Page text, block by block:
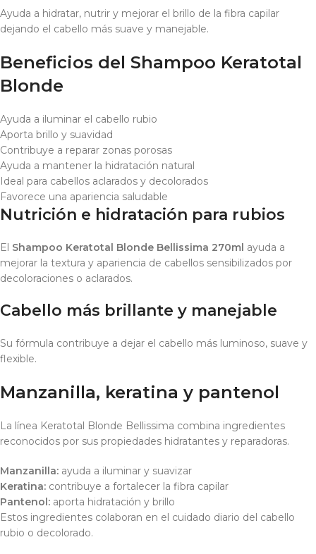
Ayuda a hidratar, nutrir y mejorar el brillo de la fibra capilar
dejando el cabello más suave y manejable.
Beneficios del Shampoo Keratotal
Blonde
Ayuda a iluminar el cabello rubio
Aporta brillo y suavidad
Contribuye a reparar zonas porosas
Ayuda a mantener la hidratación natural
Ideal para cabellos aclarados y decolorados
Favorece una apariencia saludable
Nutrición e hidratación para rubios
El Shampoo Keratotal Blonde Bellissima 270ml ayuda a
mejorar la textura y apariencia de cabellos sensibilizados por
decoloraciones o aclarados.
Cabello más brillante y manejable
Su fórmula contribuye a dejar el cabello más luminoso, suave y
flexible.
Manzanilla, keratina y pantenol
La línea Keratotal Blonde Bellissima combina ingredientes
reconocidos por sus propiedades hidratantes y reparadoras.
Manzanilla: ayuda a iluminar y suavizar
Keratina: contribuye a fortalecer la fibra capilar
Pantenol: aporta hidratación y brillo
Estos ingredientes colaboran en el cuidado diario del cabello
rubio o decolorado.